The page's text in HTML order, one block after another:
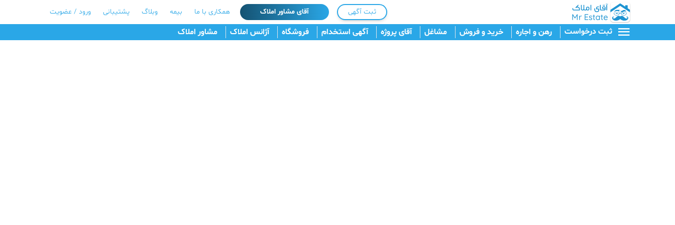
ثبت آگهی آقای مشاور املاک همکاری با ما بیمه وبلاگ پشتیبانی ورود / عضویت
ثبت درخواست رهن و اجاره خرید و فروش مشاغل آقای پروژه آگهی استخدام فروشگاه آژانس املاک مشاور املاک